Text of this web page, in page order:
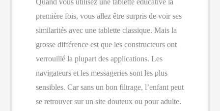
Quand vous utilisez une tablette éducative la
première fois, vous allez être surpris de voir ses
similarités avec une tablette classique. Mais la
grosse différence est que les constructeurs ont
verrouillé la plupart des applications. Les
navigateurs et les messageries sont les plus
sensibles. Car sans un bon filtrage, l’enfant peut
se retrouver sur un site douteux ou pour adulte.